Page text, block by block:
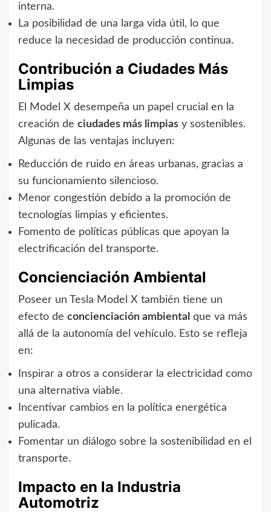
interna.
La posibilidad de una larga vida útil, lo que
reduce la necesidad de producción continua.
Contribución a Ciudades Más
Limpias
El Model X desempeña un papel crucial en la
creación de ciudades más limpias y sostenibles.
Algunas de las ventajas incluyen:
Reducción de ruido en áreas urbanas, gracias a
su funcionamiento silencioso.
Menor congestión debido a la promoción de
tecnologías limpias y eficientes.
Fomento de políticas públicas que apoyan la
electrificación del transporte.
Concienciación Ambiental
Poseer un Tesla Model X también tiene un
efecto de concienciación ambiental que va más
allá de la autonomía del vehículo. Esto se refleja
en:
Inspirar a otros a considerar la electricidad como
una alternativa viable.
Incentivar cambios en la política energética
pulicada.
Fomentar un diálogo sobre la sostenibilidad en el
transporte.
Impacto en la Industria
Automotriz